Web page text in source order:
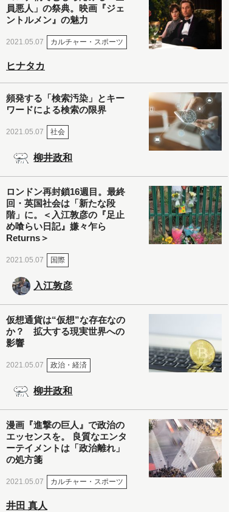
員悪人」の祭典。映画『ジェ
ントルメン』の魅力
2021.05.07 カルチャー・スポーツ
ヒナタカ
頻発する「検索汚染」とキー
ワードによる検索の限界
2021.05.07 社会
柳井政和
ロンドン再封鎖16週目。最終
回・英国社会は「新たな段
階」に。＜入江敦彦の『足止
め喰らい日記』嫌々乍ら
Returns＞
2021.05.07 国際
入江敦彦
仮想通貨は“仮想”な存在なの
か？ 拡大する現実世界への
影響
2021.05.07 政治・経済
柳井政和
漫画『進撃の巨人』で政治の
エッセンスを。 良質なエンタ
ーテイメントは「政治離れ」
の処方箋
2021.05.07 カルチャー・スポーツ
井田 真人